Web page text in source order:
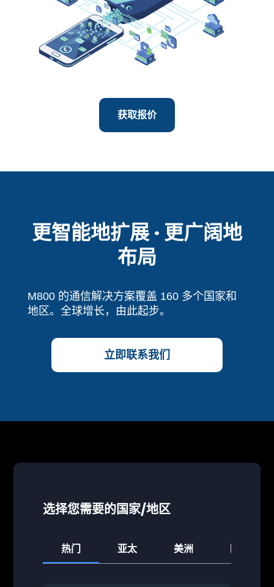
获取报价
更智能地扩展 · 更广阔地
布局
M800 的通信解决方案覆盖 160 多个国家和
地区。全球增长，由此起步。
立即联系我们
选择您需要的国家/地区
热门 亚太 美洲 欧洲